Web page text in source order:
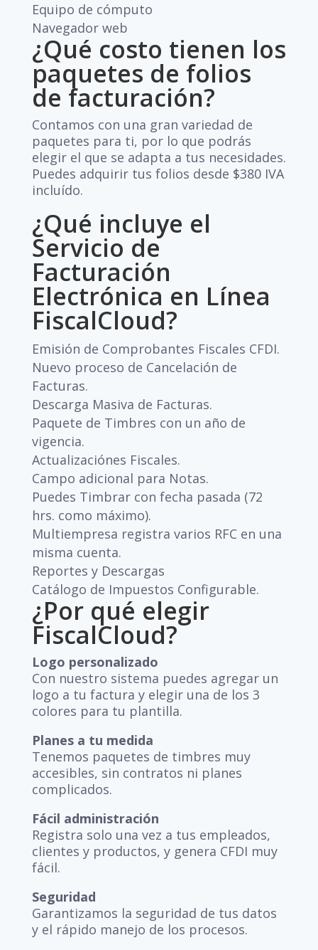
Equipo de cómputo
Navegador web
¿Qué costo tienen los
paquetes de folios
de facturación?
Contamos con una gran variedad de
paquetes para ti, por lo que podrás
elegir el que se adapta a tus necesidades.
Puedes adquirir tus folios desde $380 IVA
incluído.
¿Qué incluye el
Servicio de
Facturación
Electrónica en Línea
FiscalCloud?
Emisión de Comprobantes Fiscales CFDI.
Nuevo proceso de Cancelación de
Facturas.
Descarga Masiva de Facturas.
Paquete de Timbres con un año de
vigencia.
Actualizaciónes Fiscales.
Campo adicional para Notas.
Puedes Timbrar con fecha pasada (72
hrs. como máximo).
Multiempresa registra varios RFC en una
misma cuenta.
Reportes y Descargas
Catálogo de Impuestos Configurable.
¿Por qué elegir
FiscalCloud?
Logo personalizado
Con nuestro sistema puedes agregar un
logo a tu factura y elegir una de los 3
colores para tu plantilla.
Planes a tu medida
Tenemos paquetes de timbres muy
accesibles, sin contratos ni planes
complicados.
Fácil administración
Registra solo una vez a tus empleados,
clientes y productos, y genera CFDI muy
fácil.
Seguridad
Garantizamos la seguridad de tus datos
y el rápido manejo de los procesos.